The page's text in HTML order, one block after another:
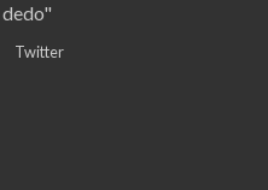
dedo"
Twitter